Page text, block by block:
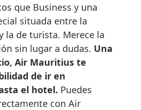
que Business y una
situada entre la
la de turista. Merece la
sin lugar a dudas. Una
Air Mauritius te
de ir en
el hotel. Puedes
con Air